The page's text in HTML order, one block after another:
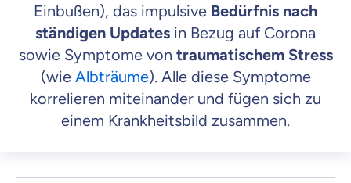
Einbußen), das impulsive Bedürfnis nach
ständigen Updates in Bezug auf Corona
sowie Symptome von traumatischem Stress
(wie Albträume). Alle diese Symptome
korrelieren miteinander und fügen sich zu
einem Krankheitsbild zusammen.